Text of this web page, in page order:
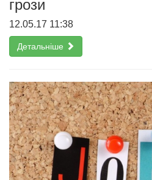
грози
12.05.17 11:38
Детальніше